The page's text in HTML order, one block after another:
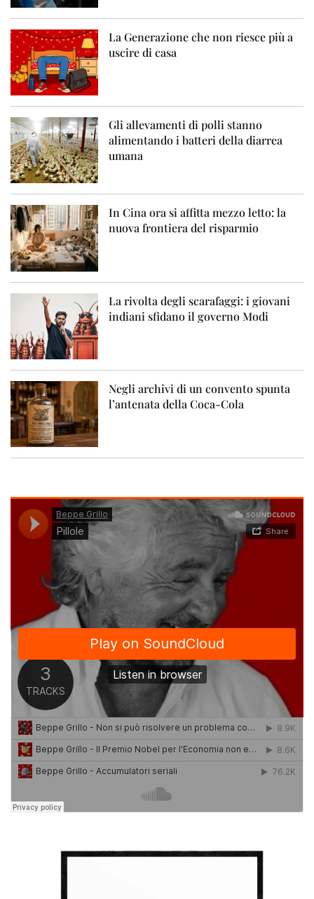
La Generazione che non riesce più a
uscire di casa
Gli allevamenti di polli stanno
alimentando i batteri della diarrea
umana
In Cina ora si affitta mezzo letto: la
nuova frontiera del risparmio
La rivolta degli scarafaggi: i giovani
indiani sfidano il governo Modi
Negli archivi di un convento spunta
l’antenata della Coca-Cola